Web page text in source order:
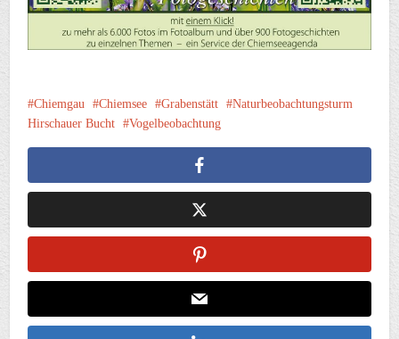
Chiemgau Chiemsee Grabenstätt
Naturbeobachtungsturm
Hirschauer Bucht
Vogelbeobachtung